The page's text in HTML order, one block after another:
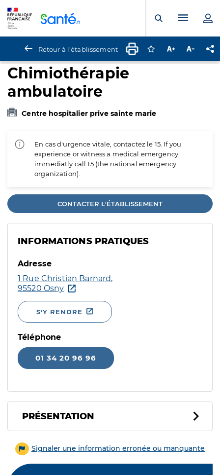
Ouvrir laMenu
Retour à l'établissement Connectez-vous
Augmenter la
Chimiothérapie
ambulatoire
Centre hospitalier prive sainte marie
En cas d'urgence vitale, contactez le 15. If you
experience or witness a medical emergency,
immediatly call 15 (the national emergency
organization).
CONTACTER L'ÉTABLISSEMENT
INFORMATIONS PRATIQUES
Adresse
1 Rue Christian Barnard,
95520 Osny
S'Y RENDRE
Téléphone
01 34 20 96 96
PRÉSENTATION
Signaler une information erronée ou manquante